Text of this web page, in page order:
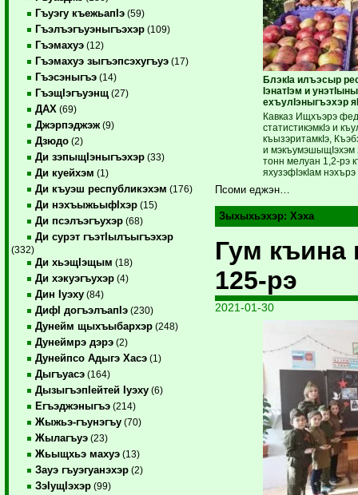
Гъуэгу къежьапIэ (59)
Гъэлъэгъуэныгъэхэр (109)
Гъэмахуэ (12)
Гъэмахуэ зыгъэпсэхугъуэ (17)
Гъэсэныгъэ (14)
ГъэщIэгъуэнщ (27)
ДАХ (69)
Джэрпэджэж (9)
Дзюдо (2)
Ди зэпыщIэныгъэхэр (33)
Ди куейхэм (1)
Ди къуэш республикэхэм (176)
Ди нэхъыжьыфIхэр (15)
Ди псэлъэгъухэр (68)
Ди сурэт гъэтIылъыгъэхэр
(332)
Ди хьэщIэщым (18)
Ди хэкуэгъухэр (4)
Дин Iуэху (84)
ДифI догъэлъапIэ (230)
Дунейм щыхъыбархэр (248)
Дунеймрэ дэрэ (2)
Дунейпсо Адыгэ Хасэ (1)
Дыгъуасэ (164)
ДызыгъэпIейтей Iуэху (6)
Егъэджэныгъэ (214)
Жыжьэ-гъунэгъу (70)
Жылагъуэ (23)
Жьыщхьэ махуэ (13)
Зауэ гъуэгуанэхэр (2)
ЗэIущIэхэр (99)
БлэкIа илъэсыр
IэнатIэм и
ехъулIэныгъэхэр
Кавказ Ищхъэрэ
статистикэмкIэ и
къы­зэ­ритамкIэ,
и мэкъумэшыщIэхэм
тонн мелуан 1,2-рэ
яхузэфIэкIам
Псоми еджэн…
Зыхыхьэхэр: Хэха
Гум къина
125-рэ
2021-01-30